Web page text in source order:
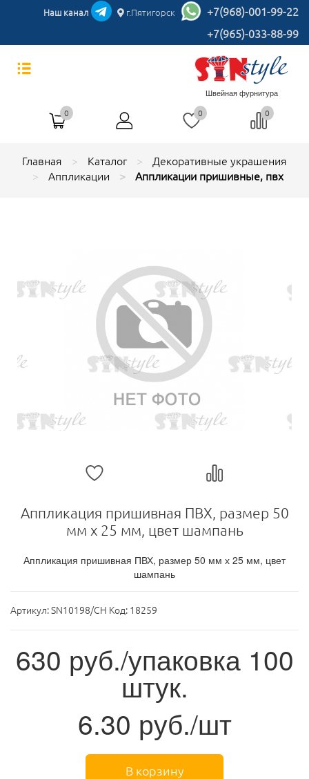
Наш канал г.Пятигорск
+7(968)-001-99-22
+7(965)-033-88-99
Швейная фурнитура
0 0 0
Главная Каталог
Декоративные украшения
Аппликации
Аппликации пришивные, пвх
Аппликация пришивная ПВХ, размер 50
мм х 25 мм, цвет шампань
Аппликация пришивная ПВХ, размер 50 мм х 25 мм, цвет
шампань
Артикул:SN10198/CH Код: 18259
630 руб./упаковка 100
штук.
6.30 руб./шт
В корзину